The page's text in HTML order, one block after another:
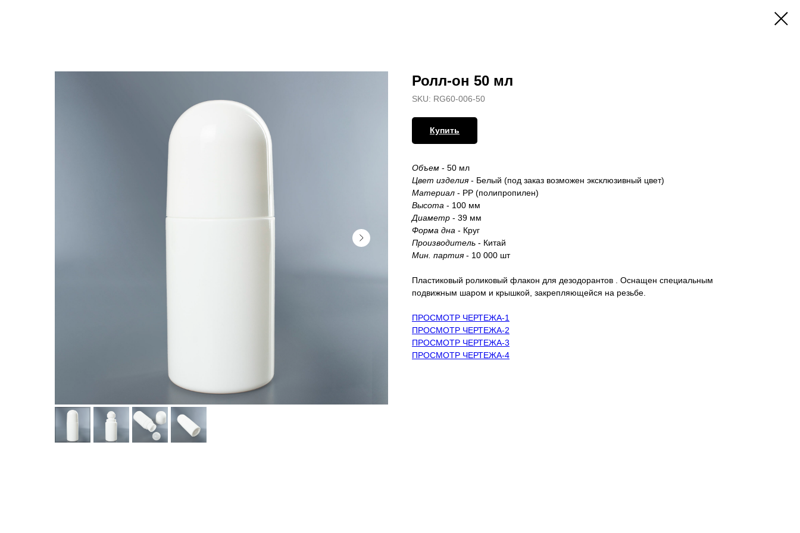
Ролл-он 50 мл
SKU: RG60-006-50
Купить
Объем - 50 мл
Цвет изделия- Белый (под заказ возможен эксклюзивный цвет)
Материал - РР (полипропилен)
Высота - 100 мм
Диаметр - 39 мм
Форма дна - Круг
Производитель - Китай
Мин. партия- 10 000 шт
Пластиковый роликовый флакон для дезодорантов . Оснащен специальным
подвижным шаром и крышкой, закрепляющейся на резьбе.
ПРОСМОТР ЧЕРТЕЖА-1
ПРОСМОТР ЧЕРТЕЖА-2
ПРОСМОТР ЧЕРТЕЖА-3
ПРОСМОТР ЧЕРТЕЖА-4